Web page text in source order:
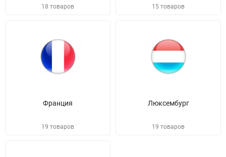
18 товаров 15 товаров
Франция
19 товаров
Люксембург
19 товаров